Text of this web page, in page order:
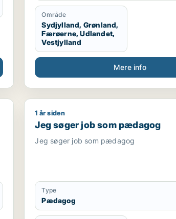
Område
Sydjylland, Grønland,
Færøerne, Udlandet,
Vestjylland
Mere info
/ tjener /
Jeg søger job som pædagog
1 år siden
Jeg søger job som pædagog
Jeg søger job som pædagog
Type
Pædagog